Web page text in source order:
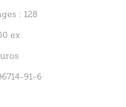
: 128
ex
91-6